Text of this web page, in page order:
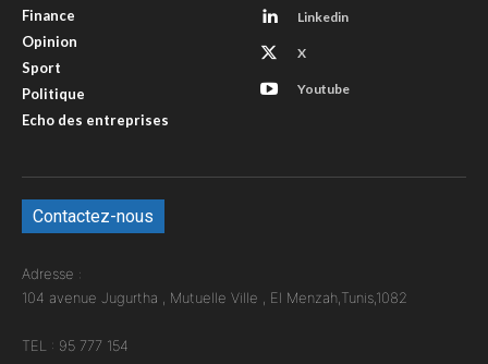
Finance
Opinion
Sport
Politique
Echo des entreprises
Linkedin
X
Youtube
Contactez-nous
Adresse :
104 avenue Jugurtha , Mutuelle Ville , El Menzah,Tunis,1082
TEL : 95 777 154